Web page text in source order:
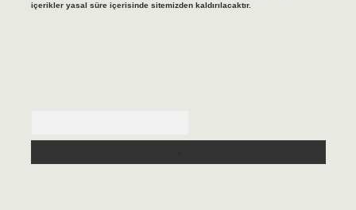
içerikler yasal süre içerisinde sitemizden kaldırılacaktır.